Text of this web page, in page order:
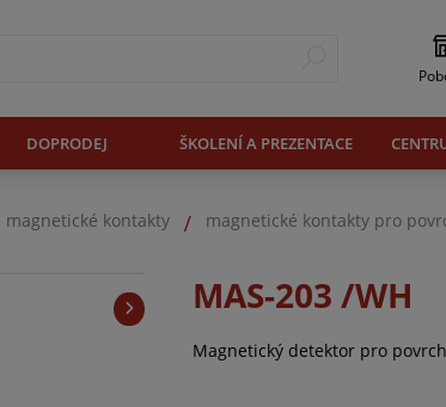
DOPRODEJ ŠKOLENÍ A PREZENTACE
magnetické kontakty magnetické kontakty pro
MAS-203 /WH
Magnetický detektor pro